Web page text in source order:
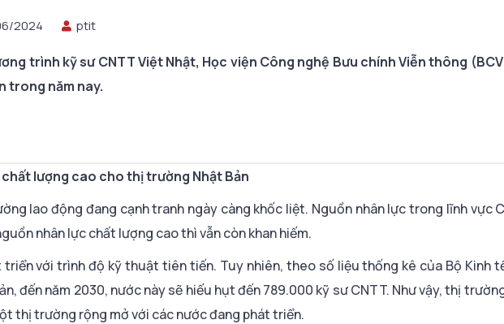
2024 ptit
trình kỹ sư CNTT Việt Nhật, Học viện Công nghệ Bưu chính Viễn thông
trong năm nay.
lượng cao cho thị trường Nhật Bản
lao động đang cạnh tranh ngày càng khốc liệt. Nguồn nhân lực trong lĩnh vực
nhân lực chất lượng cao thì vẫn còn khan hiếm.
triển với trình độ kỹ thuật tiên tiến. Tuy nhiên, theo số liệu thống kê của Bộ Kinh
đến năm 2030, nước này sẽ hiếu hụt đến 789.000 kỹ sư CNTT. Như vậy, thị
thị trường rộng mở với các nước đang phát triển.